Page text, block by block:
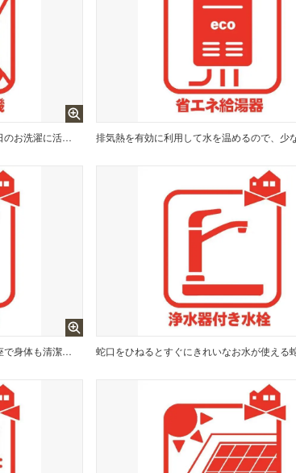
冬場や梅雨の時期、花粉や黄砂が飛ぶ日のお洗濯に活躍します。
清潔感のあるトイレです。温水洗浄便座で身体も清潔に。